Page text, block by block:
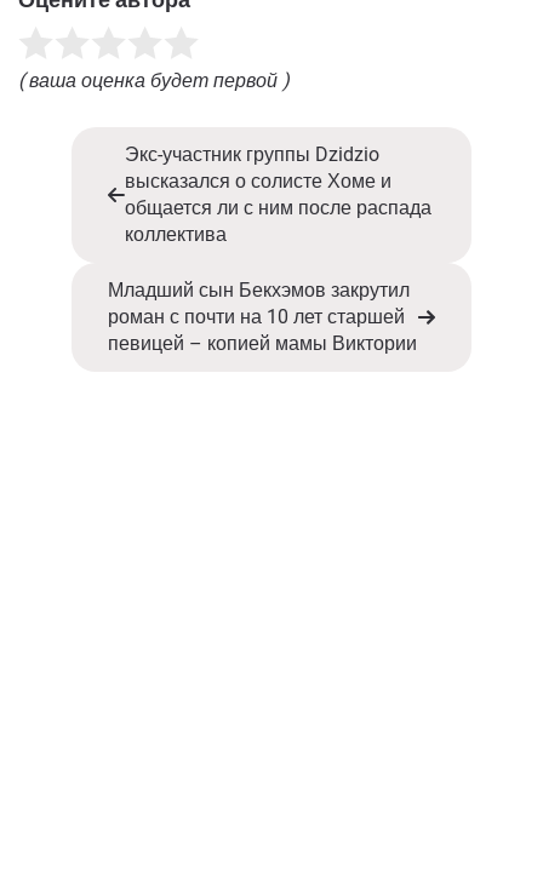
( ваша оценка будет первой )
Экс-участник группы Dzidzio
высказался о солисте Хоме и
общается ли с ним после распада
коллектива
Младший сын Бекхэмов закрутил
роман с почти на 10 лет старшей
певицей – копией мамы Виктории